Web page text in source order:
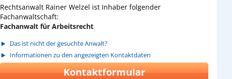
Rechtsanwalt Rainer Welzel ist Inhaber folgender
Fachanwaltschaft:
Fachanwalt für Arbeitsrecht
Das ist nicht der gesuchte Anwalt?
Informationen zu den angezeigten Kontaktdaten
Kontaktformular